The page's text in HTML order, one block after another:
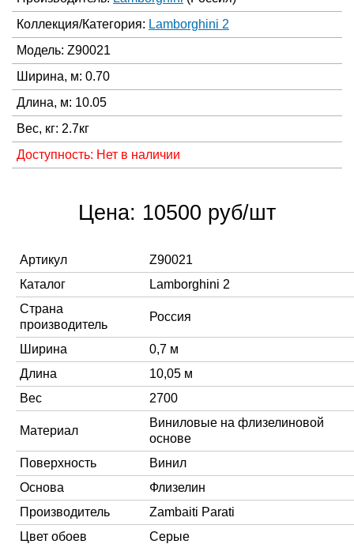
Коллекция/Категория: Lamborghini 2
Модель: Z90021
Ширина, м: 0.70
Длина, м: 10.05
Вес, кг: 2.7кг
Доступность: Нет в наличии
Цена: 10500 руб/шт
Артикул
Z90021
Каталог
Lamborghini 2
Страна
производитель
Россия
Ширина
0,7 м
Длина
10,05 м
Вес
2700
Материал
Виниловые на флизелиновой
основе
Поверхность
Винил
Основа
Флизелин
Производитель
Zambaiti Parati
Цвет обоев
Серые